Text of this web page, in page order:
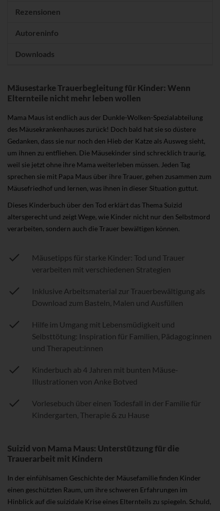
Rezensionen
Autoreninfo
Downloads
Mäusestarke Trauerbegleitung für Kinder: Wenn
Elternteile nicht mehr leben wollen
Mama Maus ist endlich aus der Dunkle-Wolken-Spezialabteilung
des Mäusekrankenhauses zurück! Doch bald hat sie so düstere
Gedanken, dass sie nur noch den Hieb der Katze als Ausweg sieht,
um ihnen zu entfliehen. Die Mäusekinder sind schrecklich traurig,
weil sie jetzt ohne ihre Mama weiterleben müssen. Jeden Tag
sprechen sie mit Papa Maus über ihre Trauer, gehen zusammen zum
Mäusefriedhof und lernen, was ihnen in dieser Situation guttut.
Dieses Kinderbuch über den Tod erklärt das Thema Suizid
altersgerecht und zeigt Wege, wie Kinder nicht nur den Selbstmord
verarbeiten, sondern auch die Trauer bewältigen können.
Mäusetipps für starke Kinder: Tod und Trauer
verarbeiten mit verschiedenen Strategien
Inklusive Arbeitsmaterial zur Trauerbewältigung als
Download zum Basteln, Malen und Ausfüllen
Hilfe im Umgang mit Lebensmüdigkeit und
Selbsttötung: Inspiration für Familien, Pädagog:innen
und Therapeut:innen
Kinderbuch ab 4 Jahren mit bunten Mäuse-
Illustrationen von Anke Botved
Vorlesebuch über einen Todesfall in der Familie für
Kindergarten, Therapie & zu Hause
Suizid von Mama Maus: Unterstützung für die
Trauerarbeit mit Kindern
In der einfühlsamen Geschichte der Mäusefamilie finden Kinder
einen geschützten Raum, um ihre schweren Erfahrungen im
Hinblick auf die suizidale Krise eines Elternteils zu spiegeln. Schuld,